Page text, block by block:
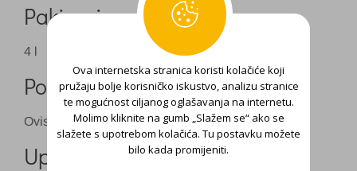
Pakiranje:
4 l
Potrošnja:
Ovisi o načinu aplikacije.
Upute za upotrebu:
Ova internetska stranica koristi kolačiće koji
pružaju bolje korisničko iskustvo, analizu stranice
te mogućnost ciljanog oglašavanja na internetu.
Molimo kliknite na gumb „Slažem se“ ako se
slažete s upotrebom kolačića. Tu postavku možete
bilo kada promijeniti.